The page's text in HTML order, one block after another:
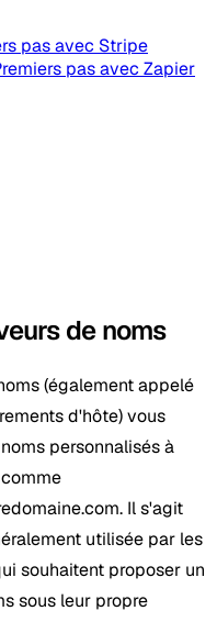
pas avec Stripe
pas avec Zapier
de noms
(également appelé
d'hôte) vous
personnalisés à
Il s'agit
utilisée par les
souhaitent proposer un
sous leur propre